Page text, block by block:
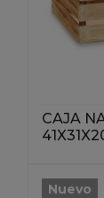
CAJA
Nuevo